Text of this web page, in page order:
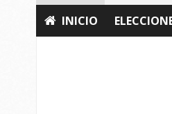
INICIO